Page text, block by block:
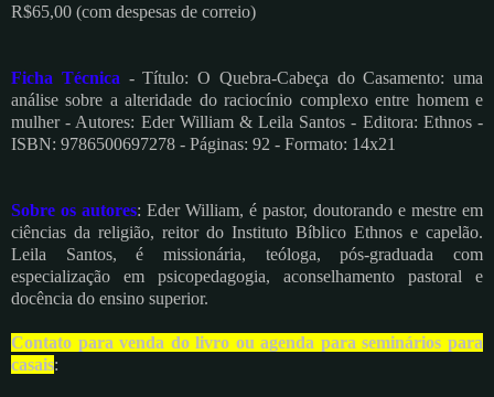
R$65,00 (com despesas de correio)
Ficha Técnica - Título: O Quebra-Cabeça do Casamento: uma
análise sobre a alteridade do raciocínio complexo entre homem e
mulher - Autores: Eder William & Leila Santos - Editora: Ethnos -
ISBN: 9786500697278 - Páginas: 92 - Formato: 14x21
Sobre os autores: Eder William, é pastor, doutorando e mestre em
ciências da religião, reitor do Instituto Bíblico Ethnos e capelão.
Leila Santos, é missionária, teóloga, pós-graduada com
especialização em psicopedagogia, aconselhamento pastoral e
docência do ensino superior.
Contato para venda do livro ou agenda para seminários para
casais: